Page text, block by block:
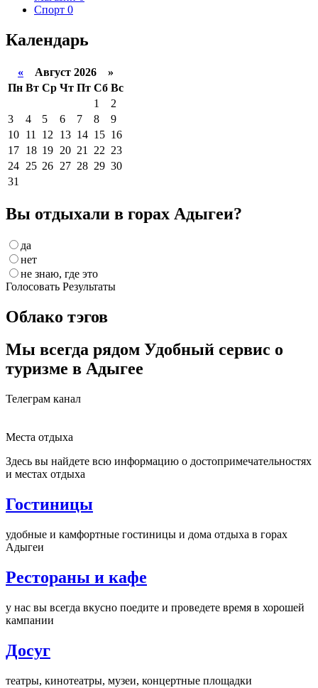
Спорт 0
Календарь
« Август 2026 »
Пн Вт Ср Чт Пт Сб Вс
1
2
3
4 5 6 7 8
9
10 11 12 13 14 15 16
17 18 19 20 21 22 23
24 25 26 27 28 29 30
31
Вы отдыхали в горах Адыгеи?
да
нет
не знаю, где это
Голосовать Результаты
Облако тэгов
Мы всегда рядом Удобный сервис о
туризме в Адыгее
Телеграм канал
Места отдыха
Здесь вы найдете всю информацию о достопримечательностях
и местах отдыха
Гостиницы
удобные и камфортные гостиницы и дома отдыха в горах
Адыгеи
Рестораны и кафе
у нас вы всегда вкусно поедите и проведете время в хорошей
кампании
Досуг
театры, кинотеатры, музеи, концертные площадки